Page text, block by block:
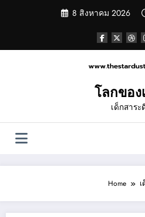
8 สิงหาคม 2026
โลกของ
เด็กสาระ
Home